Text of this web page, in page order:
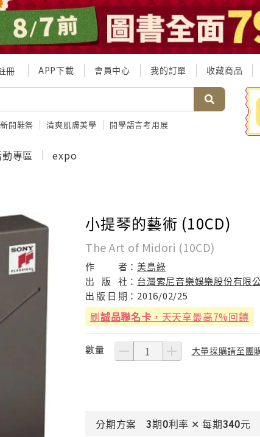
冊 APP下載 會員中心 我的訂單 收藏商品
開鞋祭 清爽肌膚美學 開學語言考用展
專區 expo
小提琴的藝術 (10CD)
The Art of Midori (10CD)
作 者：美島綠
出
版 社： 台灣索尼音樂娛樂股份有限
出 版 日 期： 2016/02/25
刷誠品聯名卡 ，天天享最高7%回饋
數量 大量採購請至團
分期方案 3期0利率 ✕ 每期340元